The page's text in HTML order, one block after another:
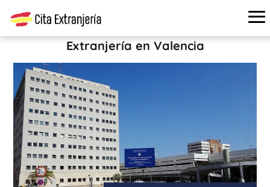
Cita extranjería › Oficinas de extranjería
Oficina
de Extranjería de Valencia
Extranjería en Valencia